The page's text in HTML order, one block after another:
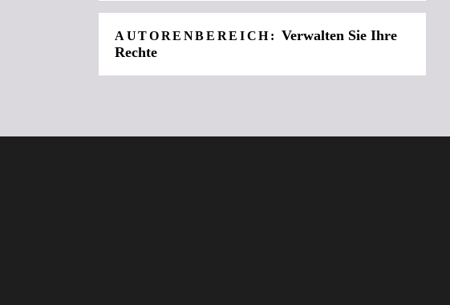
AUTORENBEREICH:Verwalten Sie Ihre
Rechte